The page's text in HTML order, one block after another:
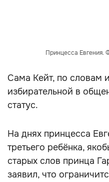
Принцесса Евгения.
Сама Кейт, по словам
избирательной в
статус.
На днях принцесса
третьего ребёнка,
старых слов принца
заявил, что